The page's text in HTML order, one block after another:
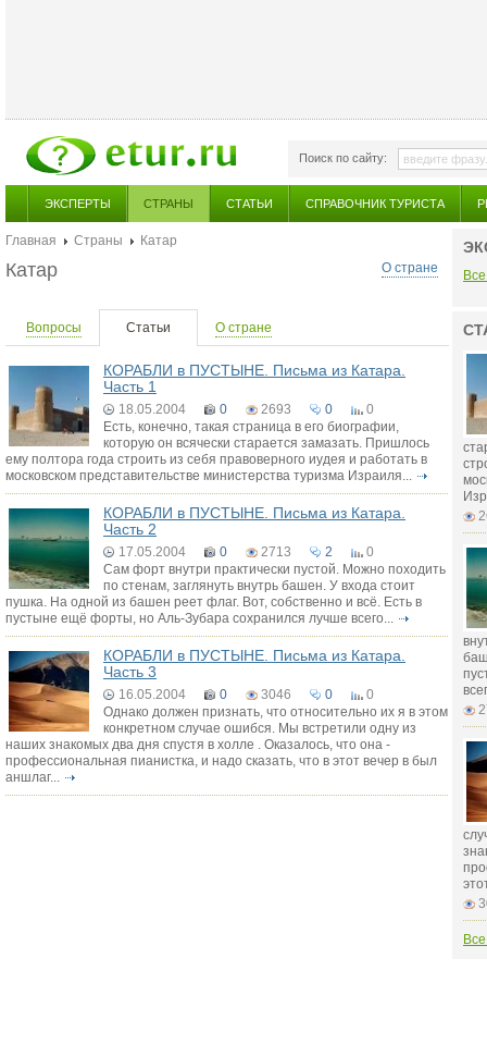
Поиск по сайту:
ЭКСПЕРТЫ СТРАНЫ СТАТЬИ СПРАВОЧНИК ТУРИСТА
Главная Страны
Катар
О стране
Катар
Вопросы Статьи О стране
КОРАБЛИ в ПУСТЫНЕ. Письма из Катара.
Часть 1
18.05.2004 0 2693 0
0
Есть, конечно, такая страница в его биографии,
которую он всячески старается замазать. Пришлось
ему полтора года строить из себя правоверного иудея и работать в
московском представительстве министерства туризма Израиля...
КОРАБЛИ в ПУСТЫНЕ. Письма из Катара.
Часть 2
17.05.2004 0 2713 2
0
Сам форт внутри практически пустой. Можно походить
по стенам, заглянуть внутрь башен. У входа стоит
пушка. На одной из башен реет флаг. Вот, собственно и всё. Есть в
пустыне ещё форты, но Аль-Зубара сохранился лучше всего...
КОРАБЛИ в ПУСТЫНЕ. Письма из Катара.
Часть 3
16.05.2004 0 3046 0
0
Однако должен признать, что относительно их я в этом
конкретном случае ошибся. Мы встретили одну из
наших знакомых два дня спустя в холле . Оказалось, что она -
профессиональная пианистка, и надо сказать, что в этот вечер в был
аншлаг...